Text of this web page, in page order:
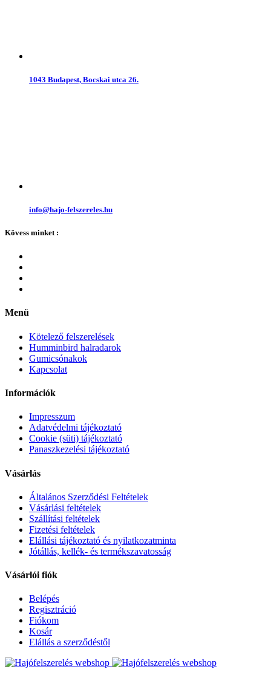
1043 Budapest, Bocskai utca 26.
info@hajo-felszereles.hu
Kövess minket :
Menü
Kötelező felszerelések
Humminbird halradarok
Gumicsónakok
Kapcsolat
Információk
Impresszum
Adatvédelmi tájékoztató
Cookie (süti) tájékoztató
Panaszkezelési tájékoztató
Vásárlás
Általános Szerződési Feltételek
Vásárlási feltételek
Szállítási feltételek
Fizetési feltételek
Elállási tájékoztató és nyilatkozatminta
Jótállás, kellék- és termékszavatosság
Vásárlói fiók
Belépés
Regisztráció
Fiókom
Kosár
Elállás a szerződéstől